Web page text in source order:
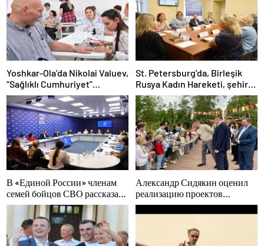
Yoshkar-Ola’da Nikolai Valuev,
“Sağlıklı Cumhuriyet”
projesiyle tanıştı
St. Petersburg’da, Birleşik
Rusya Kadın Hareketi, şehir
genelinde kadınlara yönelik
destek programlarının
geliştirilmesi için öneriler
hazırladı
В «Единой России» членам
семей бойцов СВО рассказали
о новых мерах господдержки
Александр Сидякин оценил
реализацию проектов
благоустройства в
Воронежской области